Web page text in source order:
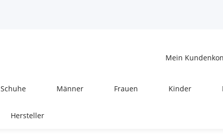
Mein
Schuhe Männer Frauen Kinder
Hersteller